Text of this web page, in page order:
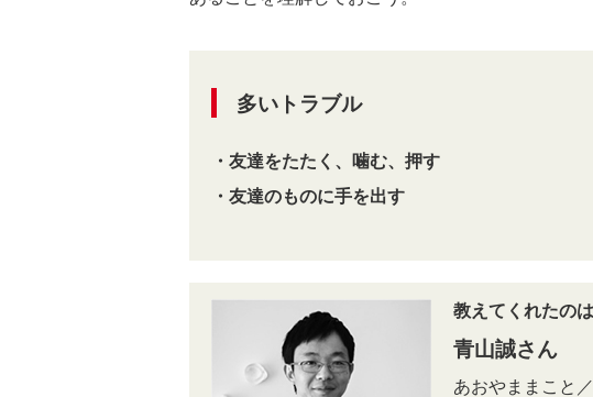
多いトラブル
・友達をたたく、噛む、押す
・友達のものに手を出す
教えてくれたのは
青山誠さん
あおやままこと